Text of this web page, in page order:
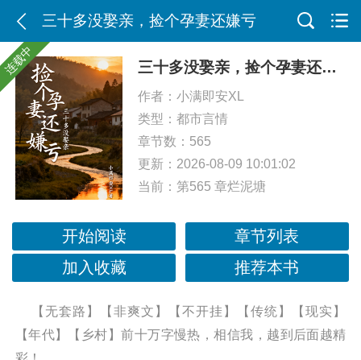
三十多没娶亲，捡个孕妻还嫌亏
连载中 三十多没娶亲，捡个孕妻还嫌亏
作者： 小满即安XL
类型： 都市言情
章节数：565
更新：2026-08-09 10:01:02
当前： 第565 章烂泥塘
开始阅读
章节列表
加入收藏
推荐本书
【无套路】【非爽文】【不开挂】【传统】【现实】
【年代】【乡村】前十万字慢热，相信我，越到后面越精